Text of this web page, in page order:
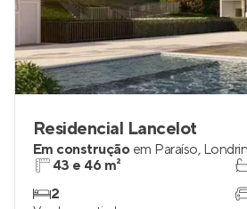
Residencial Lancelot
Em construção em Paraíso,
43 e 46 m²
2